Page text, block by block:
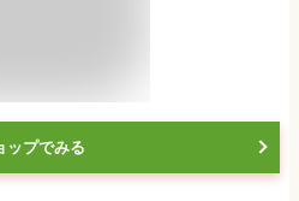
ップでみる